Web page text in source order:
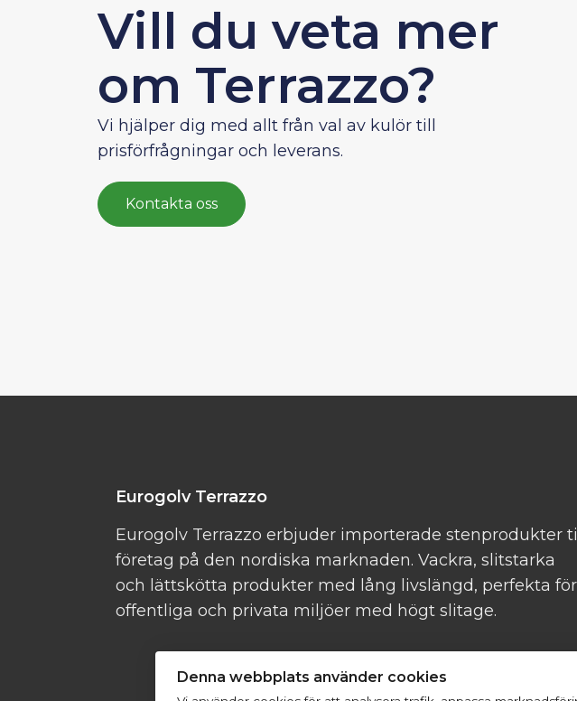
Vill du veta mer
om Terrazzo?
Vi hjälper dig med allt från val av kulör till
prisförfrågningar och leverans.
Kontakta oss
Eurogolv Terrazzo
Eurogolv Terrazzo erbjuder importerade stenprodukter till
företag på den nordiska marknaden. Vackra, slitstarka
och lättskötta produkter med lång livslängd, perfekta för
offentliga och privata miljöer med högt slitage.
Denna webbplats använder cookies